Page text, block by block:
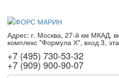
Адрес: г. Москва, 27-й км МКАД,
комплекс "Формула Х", вход 3,
+7 (495) 730-53-32
+7 (909) 900-90-07